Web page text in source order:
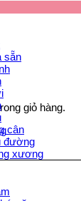
giỏ hàng.
sẵn
cân
đường
xương